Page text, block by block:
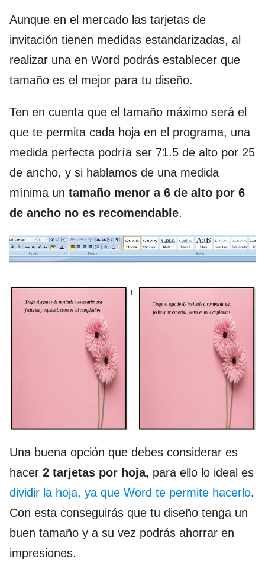
Aunque en el mercado las tarjetas de
invitación tienen medidas estandarizadas, al
realizar una en Word podrás establecer que
tamaño es el mejor para tu diseño.
Ten en cuenta que el tamaño máximo será el
que te permita cada hoja en el programa, una
medida perfecta podría ser 71.5 de alto por 25
de ancho, y si hablamos de una medida
mínima un tamaño menor a 6 de alto por 6
de ancho no es recomendable.
Una buena opción que debes considerar es
hacer 2 tarjetas por hoja, para ello lo ideal es
dividir la hoja, ya que Word te permite hacerlo.
Con esta conseguirás que tu diseño tenga un
buen tamaño y a su vez podrás ahorrar en
impresiones.